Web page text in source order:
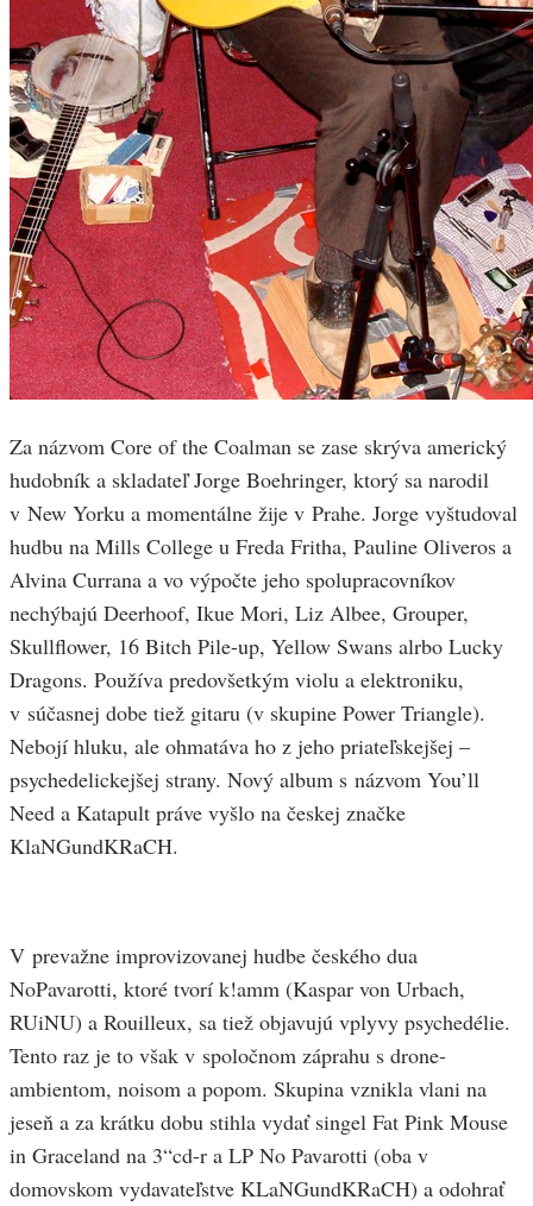
Za názvom Core of the Coalman se zase skrýva americký
hudobník a skladateľ Jorge Boehringer, ktorý sa narodil
v New Yorku a momentálne žije v Prahe. Jorge vyštudoval
hudbu na Mills College u Freda Fritha, Pauline Oliveros a
Alvina Currana a vo výpočte jeho spolupracovníkov
nechýbajú Deerhoof, Ikue Mori, Liz Albee, Grouper,
Skullflower, 16 Bitch Pile-up, Yellow Swans alrbo Lucky
Dragons. Používa predovšetkým violu a elektroniku,
v súčasnej dobe tiež gitaru (v skupine Power Triangle).
Nebojí hluku, ale ohmatáva ho z jeho priateľskejšej –
psychedelickejšej strany. Nový album s názvom You’ll
Need a Katapult práve vyšlo na českej značke
KlaNGundKRaCH.
V prevažne improvizovanej hudbe českého dua
NoPavarotti, ktoré tvorí k!amm (Kaspar von Urbach,
RUiNU) a Rouilleux, sa tiež objavujú vplyvy psychedélie.
Tento raz je to však v spoločnom záprahu s drone-
ambientom, noisom a popom. Skupina vznikla vlani na
jeseň a za krátku dobu stihla vydať singel Fat Pink Mouse
in Graceland na 3“cd-r a LP No Pavarotti (oba v
domovskom vydavateľstve KLaNGundKRaCH) a odohrať